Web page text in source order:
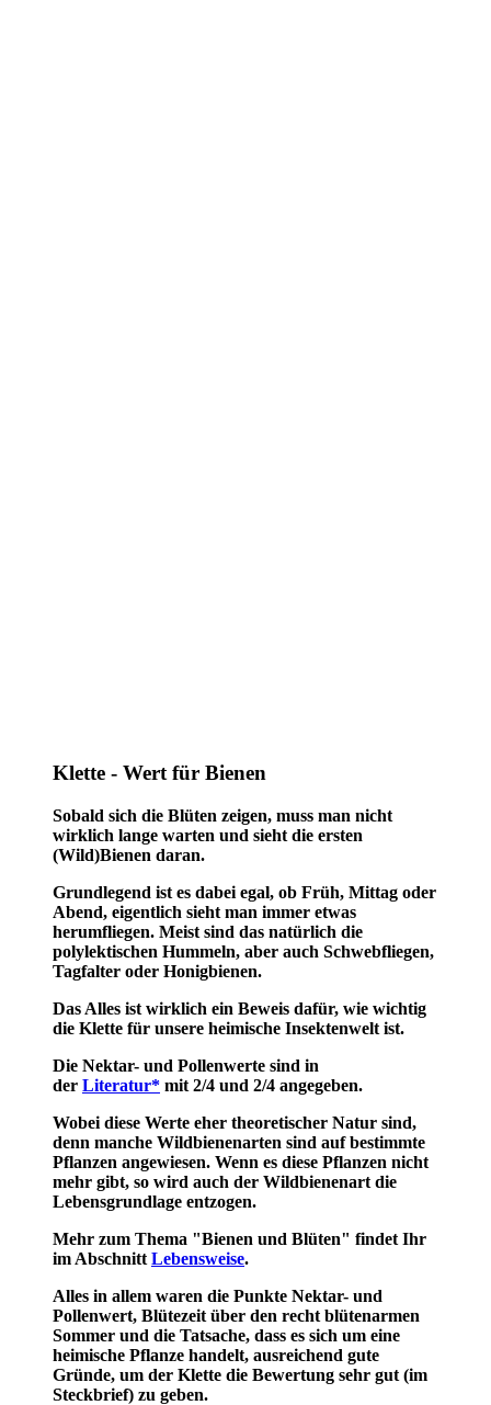
Klette - Wert für Bienen
Sobald sich die Blüten zeigen, muss man nicht
wirklich lange warten und sieht die ersten
(Wild)Bienen daran.
Grundlegend ist es dabei egal, ob Früh, Mittag oder
Abend, eigentlich sieht man immer etwas
herumfliegen. Meist sind das natürlich die
polylektischen Hummeln, aber auch Schwebfliegen,
Tagfalter oder Honigbienen.
Das Alles ist wirklich ein Beweis dafür, wie wichtig
die Klette für unsere heimische Insektenwelt ist.
Die Nektar- und Pollenwerte sind in
der Literatur* mit 2/4 und 2/4 angegeben.
Wobei diese Werte eher theoretischer Natur sind,
denn manche Wildbienenarten sind auf bestimmte
Pflanzen angewiesen. Wenn es diese Pflanzen nicht
mehr gibt, so wird auch der Wildbienenart die
Lebensgrundlage entzogen.
Mehr zum Thema "Bienen und Blüten" findet Ihr
im Abschnitt Lebensweise.
Alles in allem waren die Punkte Nektar- und
Pollenwert, Blütezeit über den recht blütenarmen
Sommer und die Tatsache, dass es sich um eine
heimische Pflanze handelt, ausreichend gute
Gründe, um der Klette die Bewertung sehr gut (im
Steckbrief) zu geben.